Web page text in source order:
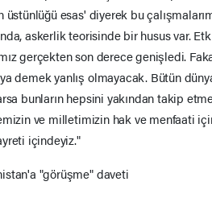
üstünlüğü esas' diyerek bu
askerlik teorisinde bir husus var.
gerçekten son derece genişledi.
demek yanlış olmayacak. Bütün
bunların hepsini yakından takip
ve milletimizin hak ve menfaati
içindeyiz."
"görüşme" daveti